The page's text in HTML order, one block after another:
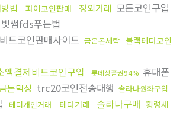
법 파이코인판매 장외거래 모든코인구입
빗썸fds푸는법
비트코인판매사이트 금은돈세탁 블랙테더코인
액결제비트코인구입 롯데상품권94% 휴대폰
돈믹싱 trc20코인전송대행 솔라나원화구입
테더개인거래 테더거래 솔라나구매 횡령세